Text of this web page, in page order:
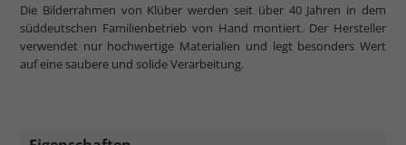
Die Bilderrahmen von Klüber werden seit über 40 Jahren in dem
süddeutschen Familienbetrieb von Hand montiert. Der Hersteller
verwendet nur hochwertige Materialien und legt besonders Wert
auf eine saubere und solide Verarbeitung.